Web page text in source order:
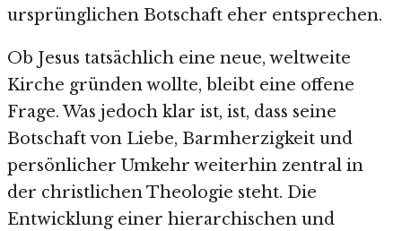
ursprünglichen Botschaft eher entsprechen.
Ob Jesus tatsächlich eine neue, weltweite
Kirche gründen wollte, bleibt eine offene
Frage. Was jedoch klar ist, ist, dass seine
Botschaft von Liebe, Barmherzigkeit und
persönlicher Umkehr weiterhin zentral in
der christlichen Theologie steht. Die
Entwicklung einer hierarchischen und